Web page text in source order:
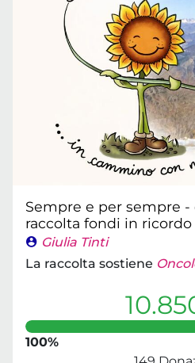
Sempre e per sempre
raccolta fondi in
Giulia Tinti
La raccolta sostiene
100%